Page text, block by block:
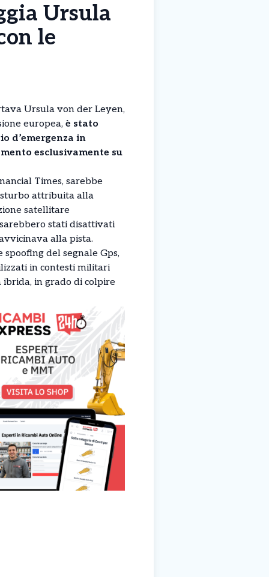
Ursula
le
Ursula von der Leyen,
europea, è stato
d’emergenza in
esclusivamente su
Times, sarebbe
attribuita alla
satellitare
stati disattivati
alla pista.
del segnale Gps,
in contesti militari
in grado di colpire